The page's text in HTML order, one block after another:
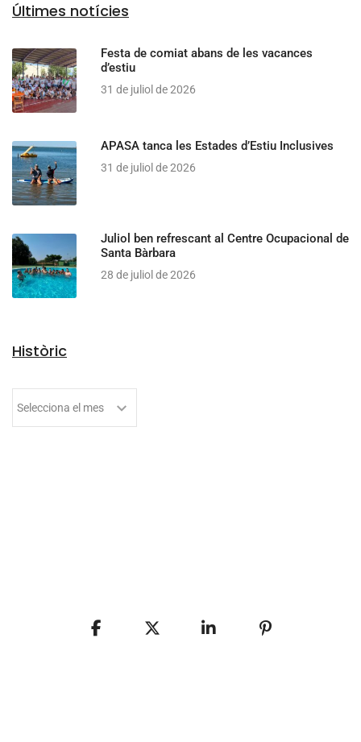
Últimes notícies
Festa de comiat abans de les vacances
d’estiu
31 de juliol de 2026
APASA tanca les Estades d’Estiu Inclusives
31 de juliol de 2026
Juliol ben refrescant al Centre Ocupacional de
Santa Bàrbara
28 de juliol de 2026
Històric